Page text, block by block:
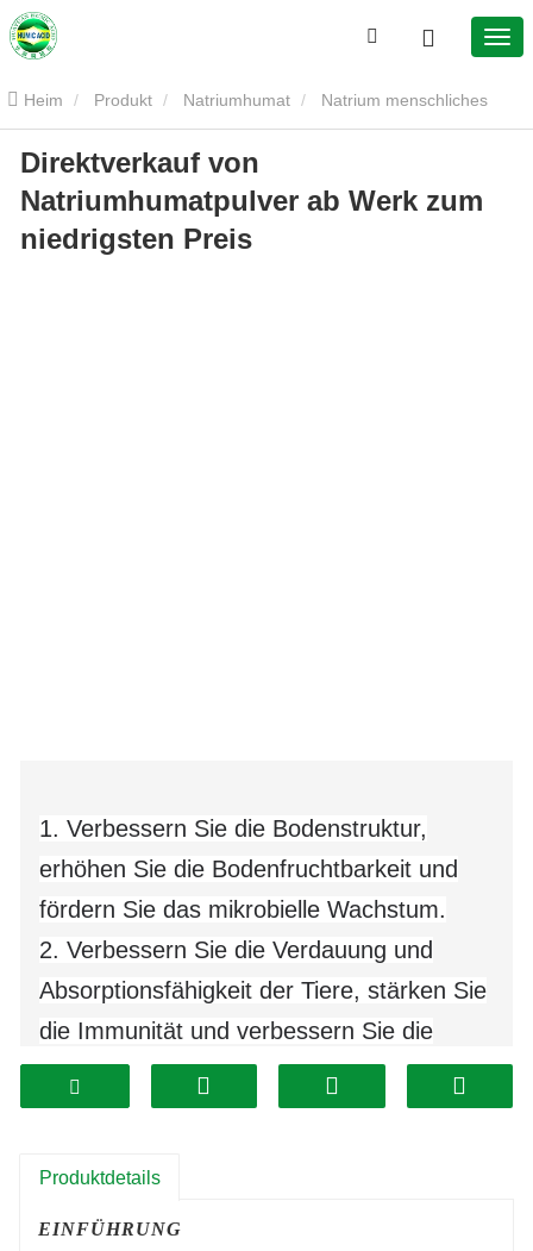
Heim Produkt Natriumhumat Natrium menschliches
Pulver Direktverkauf von Natriumhumatpulver ab Werk zum
niedrigsten Preis
Direktverkauf von
Natriumhumatpulver ab Werk zum
niedrigsten Preis
1. Verbessern Sie die Bodenstruktur,
erhöhen Sie die Bodenfruchtbarkeit und
fördern Sie das mikrobielle Wachstum.
2. Verbessern Sie die Verdauung und
Absorptionsfähigkeit der Tiere, stärken Sie
die Immunität und verbessern Sie die
Darmgesundheit.
3. Die Rohstoffe stammen aus
Mineralressourcen.
4. Wir haben gute
Produktdetails
EINFÜHRUNG